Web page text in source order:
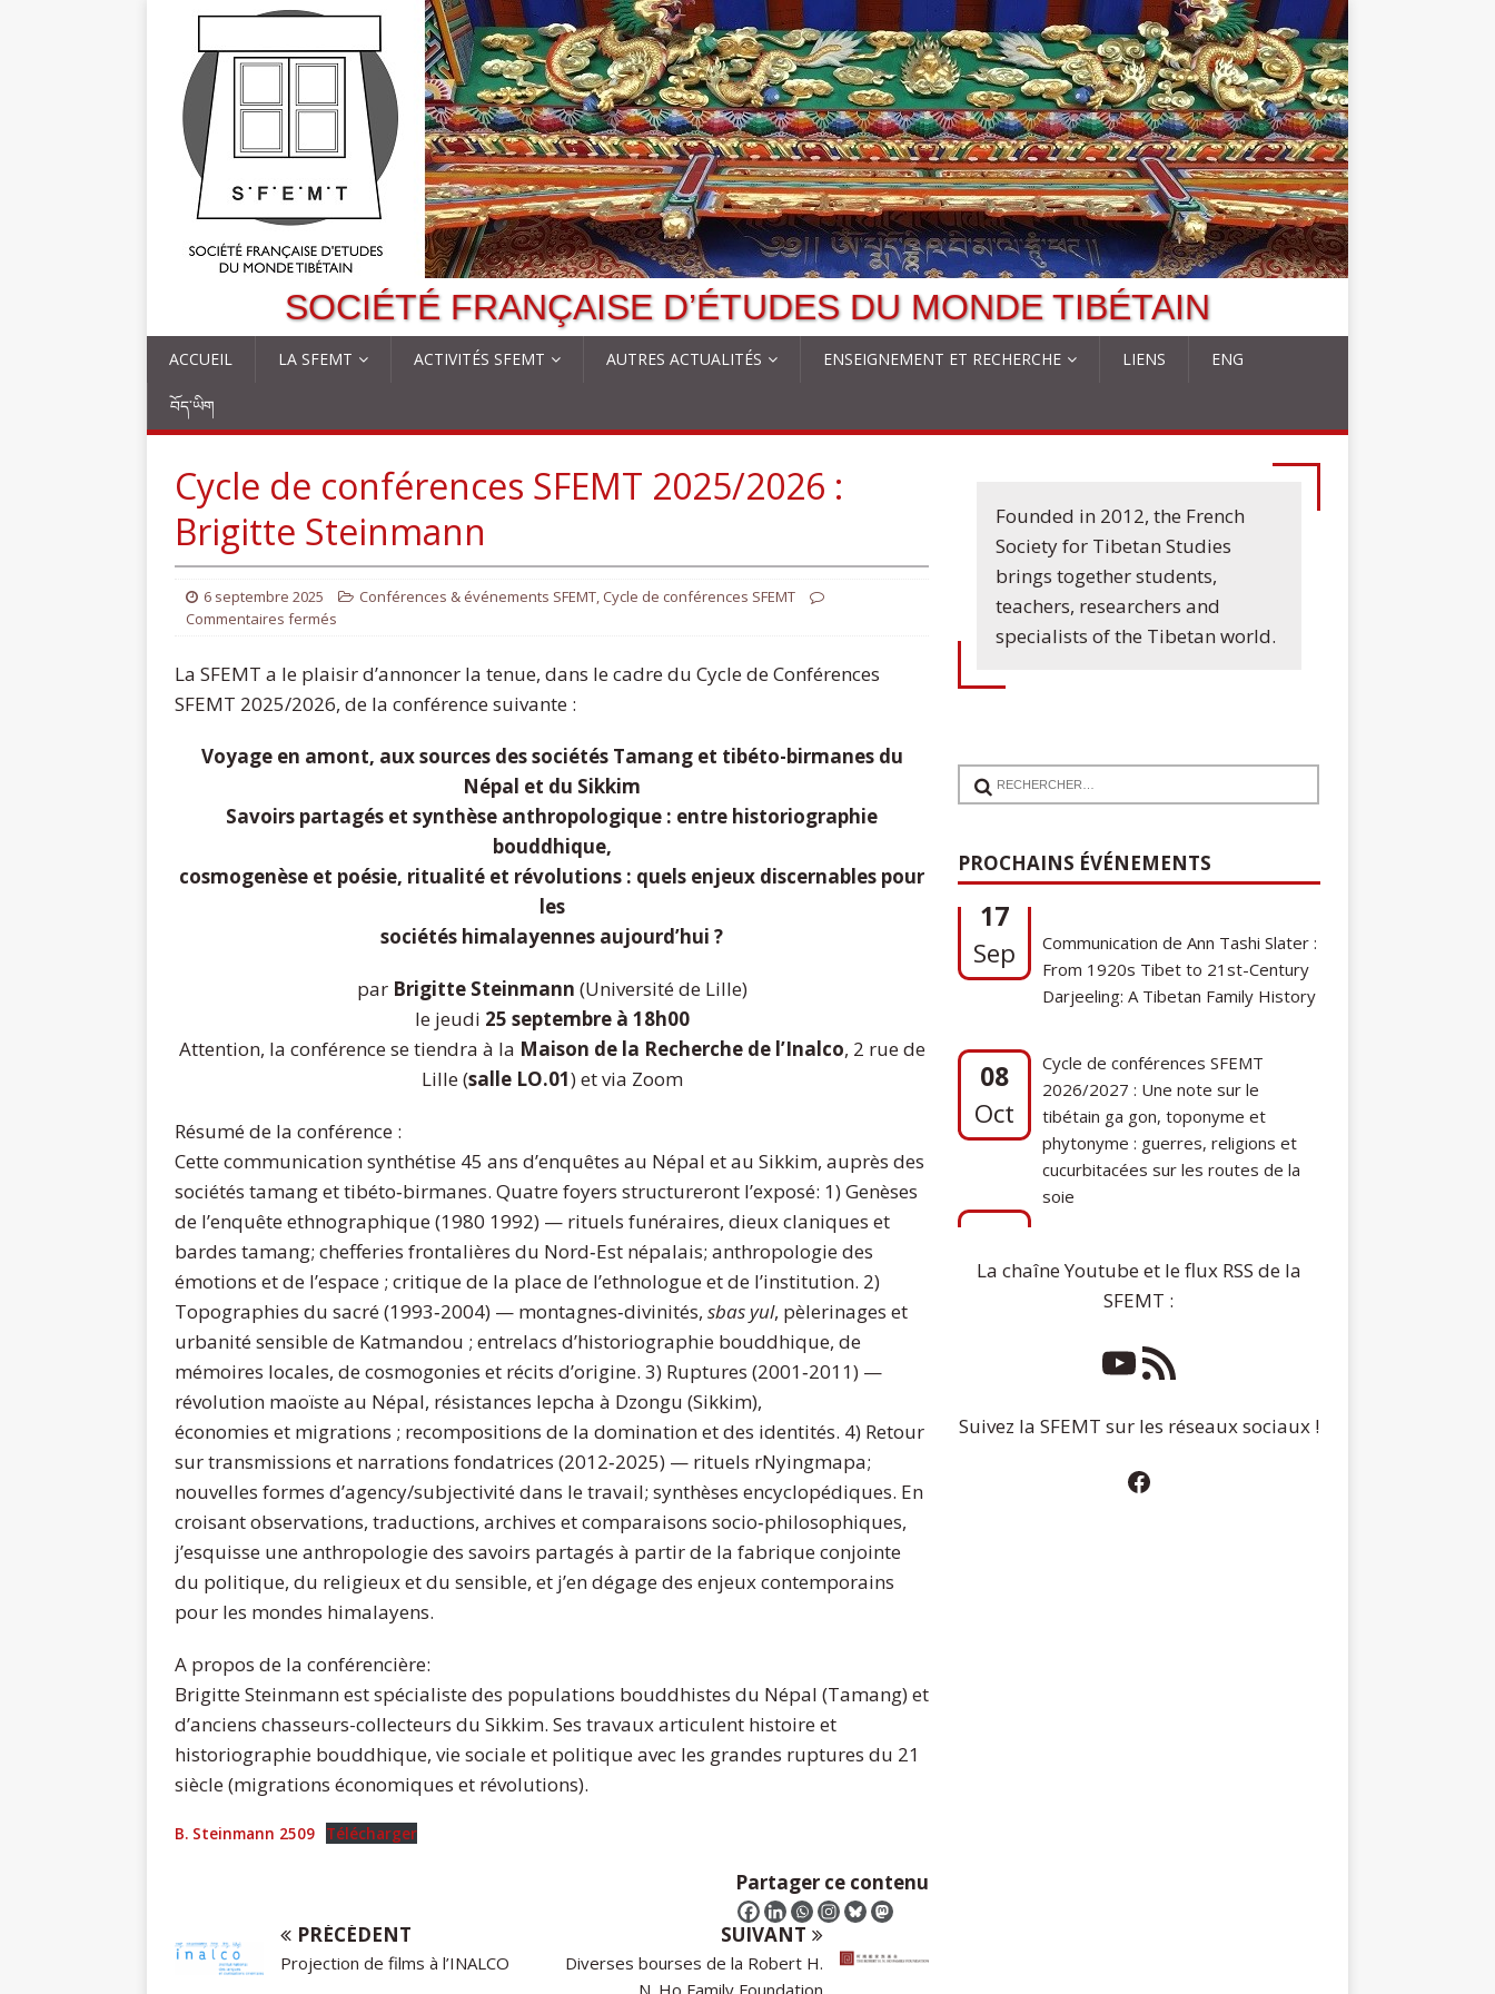
SOCIÉTÉ FRANÇAISE D’ÉTUDES DU MONDE TIBÉTAIN
ACCUEIL LA SFEMT ACTIVITÉS SFEMT AUTRES ACTUALITÉS ENSEIGNEMENT ET RECHERCHE LIENS ENG
བོད་ཡིག
Cycle de conférences SFEMT 2025/2026 :
Brigitte Steinmann
6 septembre 2025 Conférences & événements SFEMT, Cycle de conférences SFEMT
Commentaires fermés
La SFEMT a le plaisir d’annoncer la tenue, dans le cadre du Cycle de Conférences
SFEMT 2025/2026, de la conférence suivante :
Voyage en amont, aux sources des sociétés Tamang et tibéto-birmanes du
Népal et du Sikkim
Savoirs partagés et synthèse anthropologique : entre historiographie
bouddhique,
cosmogenèse et poésie, ritualité et révolutions : quels enjeux discernables pour
les
sociétés himalayennes aujourd’hui ?
par Brigitte Steinmann (Université de Lille)
le jeudi 25 septembre à 18h00
Attention, la conférence se tiendra à la Maison de la Recherche de l’Inalco, 2 rue de
Lille (salle LO.01) et via Zoom
Résumé de la conférence :
Cette communication synthétise 45 ans d’enquêtes au Népal et au Sikkim, auprès des
sociétés tamang et tibéto‐birmanes. Quatre foyers structureront l’exposé: 1) Genèses
de l’enquête ethnographique (1980 1992) — rituels funéraires, dieux claniques et
bardes tamang; chefferies frontalières du Nord‐Est népalais; anthropologie des
émotions et de l’espace ; critique de la place de l’ethnologue et de l’institution. 2)
Topographies du sacré (1993‐2004) — montagnes‐divinités, sbas yul, pèlerinages et
urbanité sensible de Katmandou ; entrelacs d’historiographie bouddhique, de
mémoires locales, de cosmogonies et récits d’origine. 3) Ruptures (2001‐2011) —
révolution maoïste au Népal, résistances lepcha à Dzongu (Sikkim),
économies et migrations ; recompositions de la domination et des identités. 4) Retour
sur transmissions et narrations fondatrices (2012‐2025) — rituels rNyingmapa;
nouvelles formes d’agency/subjectivité dans le travail; synthèses encyclopédiques. En
croisant observations, traductions, archives et comparaisons socio‐philosophiques,
j’esquisse une anthropologie des savoirs partagés à partir de la fabrique conjointe
du politique, du religieux et du sensible, et j’en dégage des enjeux contemporains
pour les mondes himalayens.
A propos de la conférencière:
Brigitte Steinmann est spécialiste des populations bouddhistes du Népal (Tamang) et
d’anciens chasseurs-collecteurs du Sikkim. Ses travaux articulent histoire et
historiographie bouddhique, vie sociale et politique avec les grandes ruptures du 21
siècle (migrations économiques et révolutions).
B. Steinmann 2509 Télécharger
Partager ce contenu
PRÉCÉDENT
Projection de films à l’INALCO
SUIVANT
Diverses bourses de la Robert H.
N. Ho Family Foundation
Founded in 2012, the French
Society for Tibetan Studies
brings together students,
teachers, researchers and
specialists of the Tibetan world.
PROCHAINS ÉVÉNEMENTS
17
Sep
From 1920s Tibet to 21st-Century
Darjeeling: A Tibetan Family History
08
Cycle de conférences SFEMT
2026/2027 : Une note sur le
tibétain ga gon, toponyme et
cucurbitacées sur les routes de la
soie
17
Communication de Ann Tashi Slater :
From 1920s Tibet to 21st-Century
Darjeeling: A Tibetan Family History
La chaîne Youtube et le flux RSS de la
SFEMT :
Suivez la SFEMT sur les réseaux sociaux !